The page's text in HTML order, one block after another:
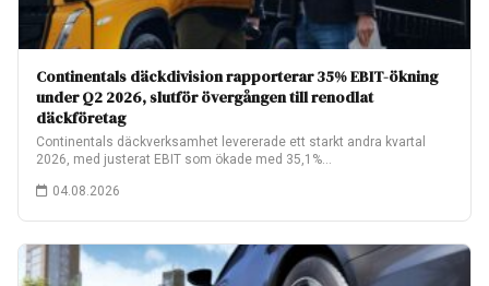
Continentals däckdivision rapporterar 35% EBIT-ökning
under Q2 2026, slutför övergången till renodlat
däckföretag
Continentals däckverksamhet levererade ett starkt andra kvartal
2026, med justerat EBIT som ökade med 35,1%…
04.08.2026